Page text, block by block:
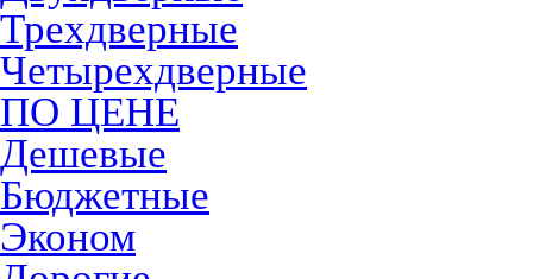
Трехдверные
Четырехдверные
ПО ЦЕНЕ
Дешевые
Бюджетные
Эконом